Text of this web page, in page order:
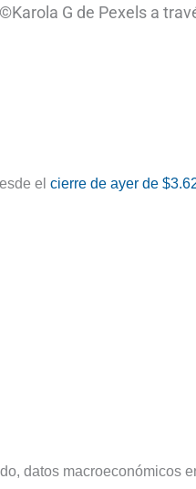
G de Pexels a
el cierre de ayer de
datos macroeconómicos